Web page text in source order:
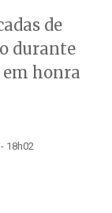
de
durante
honra
18h02